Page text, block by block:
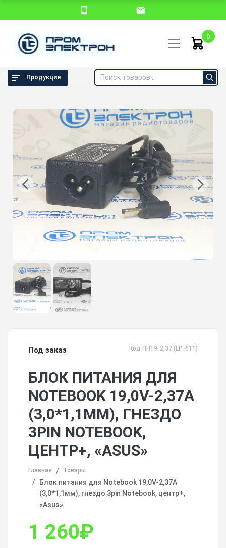
0
Продукция
Под заказ Код ПН19-2,37 (LP-611)
БЛОК ПИТАНИЯ ДЛЯ
NOTEBOOK 19,0V-2,37A
(3,0*1,1ММ), ГНЕЗДО
3PIN NOTEBOOK,
ЦЕНТР+, «ASUS»
Главная Товары
Блок питания для Notebook 19,0V-2,37A
(3,0*1,1мм), гнездо 3pin Notebook, центр+,
«Asus»
1 260₽